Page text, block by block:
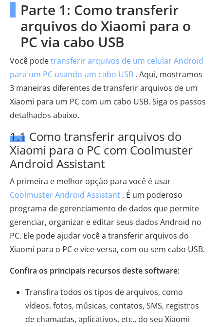
Parte 1: Como transferir
arquivos do Xiaomi para o
PC via cabo USB
Você podetransferir arquivos de um celular Android
para um PC usando um cabo USB . Aqui, mostramos
3 maneiras diferentes de transferir arquivos de um
Xiaomi para um PC com um cabo USB. Siga os passos
detalhados abaixo.
1.1 Como transferir arquivos do
Xiaomi para o PC com Coolmuster
Android Assistant
A primeira e melhor opção para você é usar
Coolmuster Android Assistant . É um poderoso
programa de gerenciamento de dados que permite
gerenciar, organizar e editar seus dados Android no
PC. Ele pode ajudar você a transferir arquivos do
Xiaomi para o PC e vice-versa, com ou sem cabo USB.
Confira os principais recursos deste software:
Transfira todos os tipos de arquivos, como
vídeos, fotos, músicas, contatos, SMS, registros
de chamadas, aplicativos, etc., do seu Xiaomi